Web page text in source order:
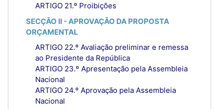
ARTIGO 21.º Proibições
SECÇÃO II - APROVAÇÃO DA PROPOSTA
ORÇAMENTAL
ARTIGO 22.º Avaliação preliminar e remessa
ao Presidente da República
ARTIGO 23.º Apresentação pela Assembleia
Nacional
ARTIGO 24.º Aprovação pela Assembleia
Nacional